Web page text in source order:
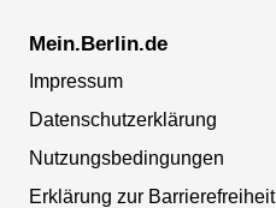
Mein.Berlin.de
Impressum
Datenschutzerklärung
Nutzungsbedingungen
Erklärung zur Barrierefreiheit